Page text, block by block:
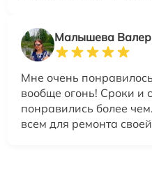
Малышева
Мне очень
вообще огонь! Сроки и
понравились более
всем для ремонта